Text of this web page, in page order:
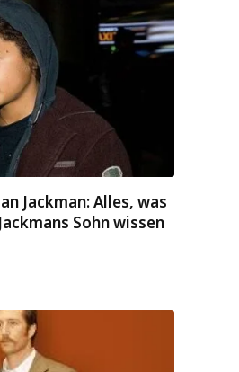
Jackman: Alles, was
Sohn wissen